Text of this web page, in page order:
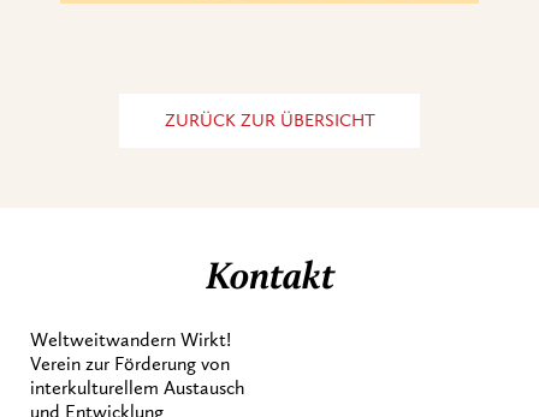
ZURÜCK ZUR ÜBERSICHT
Kontakt
Weltweitwandern Wirkt!
Verein zur Förderung von
interkulturellem Austausch
und Entwicklung